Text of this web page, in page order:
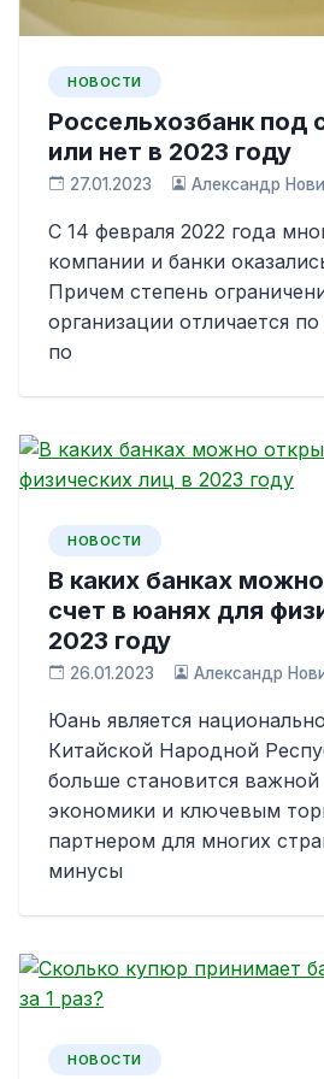
НОВОСТИ
Россельхозбанк под
или нет в 2023 году
27.01.2023 Александр
С 14 февраля 2022 года
компании и банки
Причем степень
организации отличается
по
НОВОСТИ
В каких банках
счет в юанях для
2023 году
26.01.2023 Александр
Юань является
Китайской Народной
больше становится
экономики и ключевым
партнером для многих
минусы
НОВОСТИ